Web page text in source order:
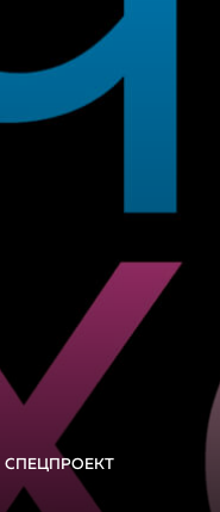
СПЕЦПРОЕКТ